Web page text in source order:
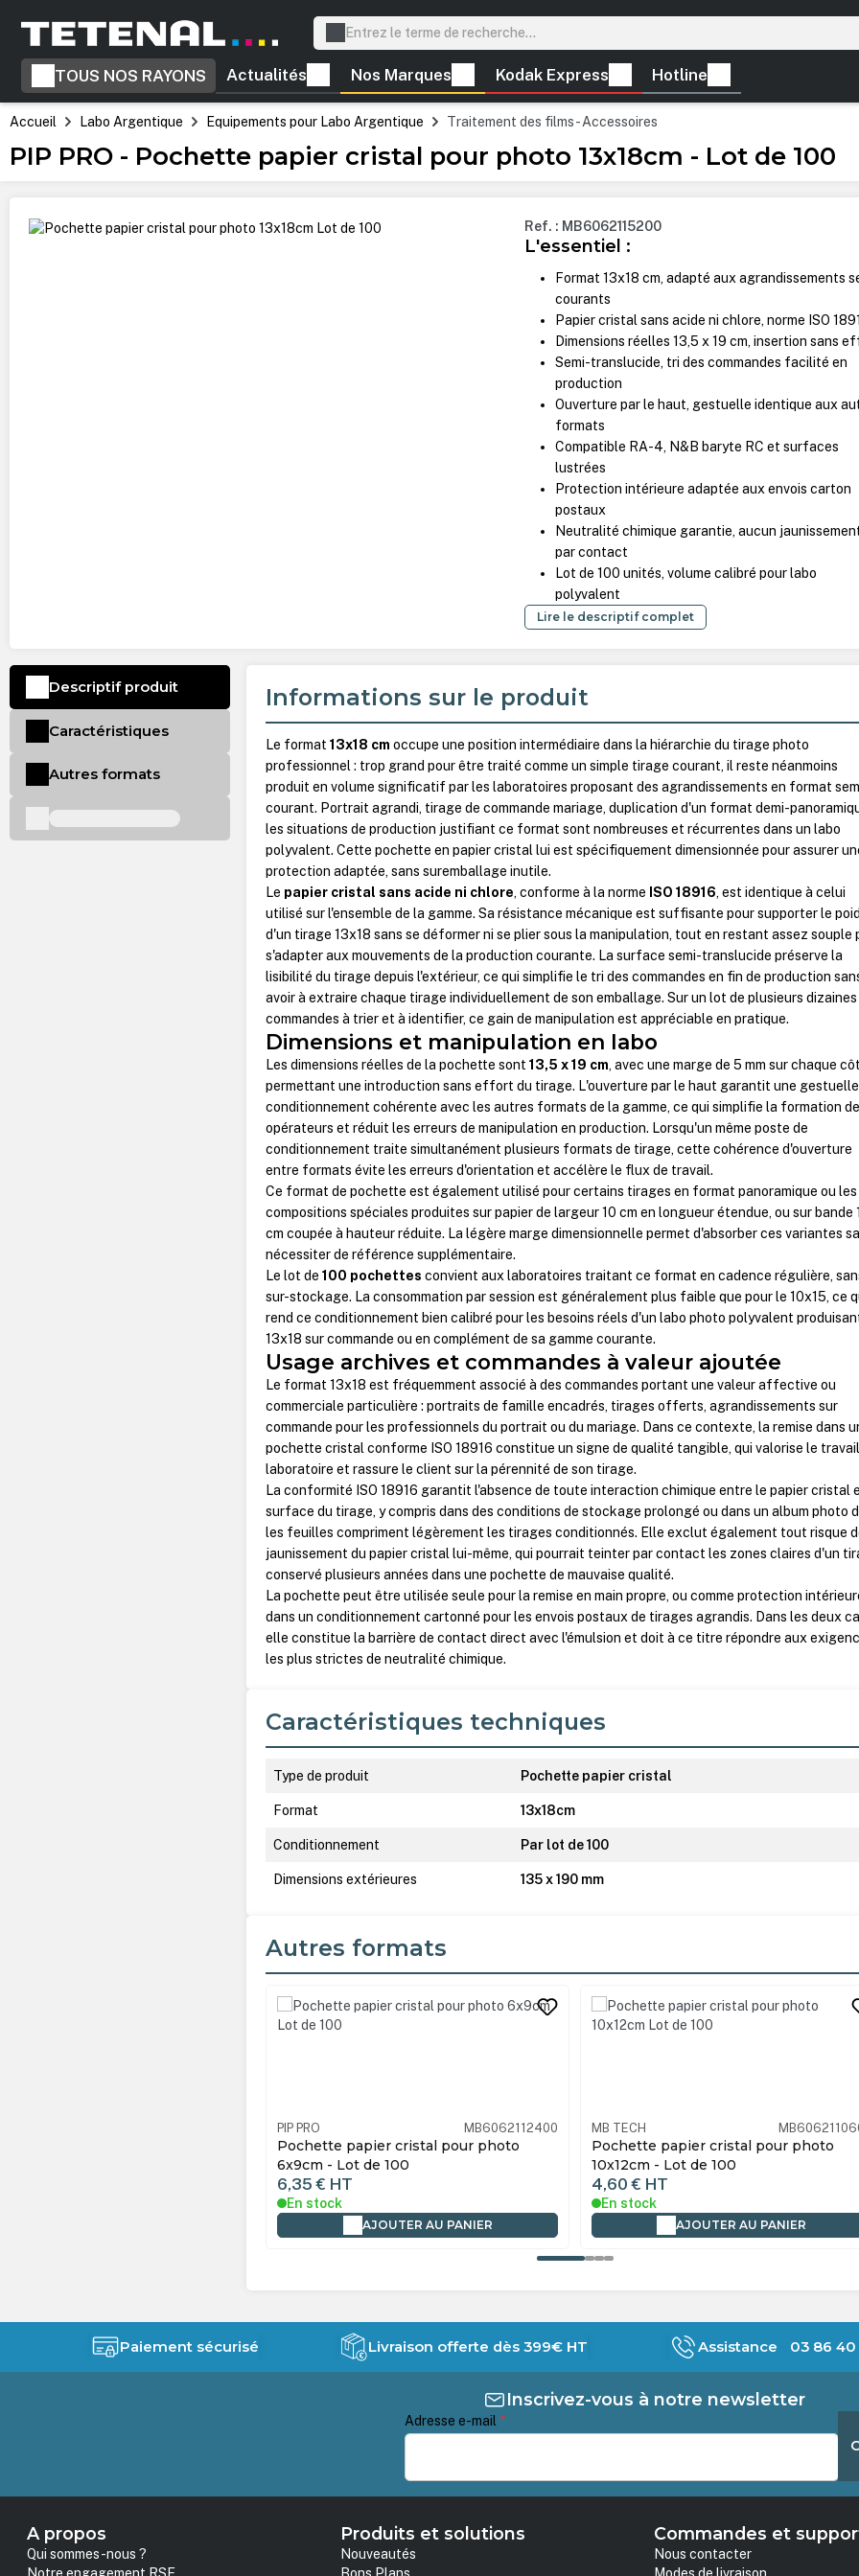
Passer à la navigation principale
TOUS NOS RAYONS Actualités Nos Marques Kodak Express Hotline
Accueil Labo Argentique Equipements pour Labo Argentique Traitement des films - Accessoires
PIP PRO - Pochette papier cristal pour photo 13x18cm - Lot de 100
Ignorer la galerie d'images Ref. : MB6062115200
L'essentiel :
Format 13x18 cm, adapté aux agrandissements
courants
Papier cristal sans acide ni chlore, norme ISO
Dimensions réelles 13,5 x 19 cm, insertion sans
Semi-translucide, tri des commandes facilité en
production
Ouverture par le haut, gestuelle identique aux
formats
Compatible RA-4, N&B baryte RC et surfaces
lustrées
Protection intérieure adaptée aux envois carton
postaux
Neutralité chimique garantie, aucun
par contact
Lot de 100 unités, volume calibré pour labo
polyvalent
Lire le descriptif complet
Informations sur le produit
Le format13x18 cm occupe une position intermédiaire dans la hiérarchie du tirage photo
professionnel : trop grand pour être traité comme un simple tirage courant, il reste néanmoins
produit en volume significatif par les laboratoires proposant des agrandissements en format
courant. Portrait agrandi, tirage de commande mariage, duplication d'un format demi-
les situations de production justifiant ce format sont nombreuses et récurrentes dans un labo
polyvalent. Cette pochette en papier cristal lui est spécifiquement dimensionnée pour assurer
protection adaptée, sans suremballage inutile.
Le papier cristal sans acide ni chlore, conforme à la norme ISO 18916, est identique à celui
utilisé sur l'ensemble de la gamme. Sa résistance mécanique est suffisante pour supporter le
d'un tirage 13x18 sans se déformer ni se plier sous la manipulation, tout en restant assez souple
s'adapter aux mouvements de la production courante. La surface semi-translucide préserve la
lisibilité du tirage depuis l'extérieur, ce qui simplifie le tri des commandes en fin de production
avoir à extraire chaque tirage individuellement de son emballage. Sur un lot de plusieurs dizaines
commandes à trier et à identifier, ce gain de manipulation est appréciable en pratique.
Dimensions et manipulation en labo
Les dimensions réelles de la pochette sont13,5 x 19 cm, avec une marge de 5 mm sur chaque
permettant une introduction sans effort du tirage. L'ouverture par le haut garantit une
conditionnement cohérente avec les autres formats de la gamme, ce qui simplifie la formation
opérateurs et réduit les erreurs de manipulation en production. Lorsqu'un même poste de
conditionnement traite simultanément plusieurs formats de tirage, cette cohérence d'ouverture
entre formats évite les erreurs d'orientation et accélère le flux de travail.
Ce format de pochette est également utilisé pour certains tirages en format panoramique ou les
compositions spéciales produites sur papier de largeur 10 cm en longueur étendue, ou sur bande
cm coupée à hauteur réduite. La légère marge dimensionnelle permet d'absorber ces variantes
nécessiter de référence supplémentaire.
Le lot de100 pochettes convient aux laboratoires traitant ce format en cadence régulière,
sur-stockage. La consommation par session est généralement plus faible que pour le 10x15, ce
rend ce conditionnement bien calibré pour les besoins réels d'un labo photo polyvalent
13x18 sur commande ou en complément de sa gamme courante.
Usage archives et commandes à valeur ajoutée
Le format 13x18 est fréquemment associé à des commandes portant une valeur affective ou
commerciale particulière : portraits de famille encadrés, tirages offerts, agrandissements sur
commande pour les professionnels du portrait ou du mariage. Dans ce contexte, la remise dans
pochette cristal conforme ISO 18916 constitue un signe de qualité tangible, qui valorise le
laboratoire et rassure le client sur la pérennité de son tirage.
La conformité ISO 18916 garantit l'absence de toute interaction chimique entre le papier cristal
surface du tirage, y compris dans des conditions de stockage prolongé ou dans un album photo
les feuilles compriment légèrement les tirages conditionnés. Elle exclut également tout risque
jaunissement du papier cristal lui-même, qui pourrait teinter par contact les zones claires d'un
conservé plusieurs années dans une pochette de mauvaise qualité.
La pochette peut être utilisée seule pour la remise en main propre, ou comme protection
dans un conditionnement cartonné pour les envois postaux de tirages agrandis. Dans les deux
elle constitue la barrière de contact direct avec l'émulsion et doit à ce titre répondre aux
les plus strictes de neutralité chimique.
Caractéristiques techniques
Type de produit Pochette papier cristal
Format 13x18cm
Conditionnement Par lot de 100
Dimensions extérieures 135 x 190 mm
Autres formats
Ignorer la galerie de produits
MB TECH MB6062110600
Pochette papier cristal pour photo
10x12cm - Lot de 100
4,60 € HT
En stock
AJOUTER AU PANIER
PIP PRO
Pochette papier cristal pour photo
10x15cm - Lot de 100
7,19 €HT
En stock
AJOUTER AU PANIER
Descriptif produit
Caractéristiques
Autres formats
Paiement sécurisé Livraison offerte dès 399€ HT Assistance 03 86 40
Inscrivez-vous à notre newsletter
Adresse e-mail *
A propos
Qui sommes-nous ?
Produits et solutions
Nouveautés
Commandes et
Nous contacter